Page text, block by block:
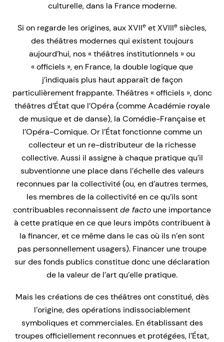
culturelle, dans la France moderne.
Si on regarde les origines, aux XVIIe et XVIIIe siècles,
des théâtres modernes qui existent toujours
aujourd’hui, nos « théâtres institutionnels » ou
« officiels », en France, la double logique que
j’indiquais plus haut apparaît de façon
particulièrement frappante. Théâtres « officiels », donc
théâtres d’État que l’Opéra (comme Académie royale
de musique et de danse), la Comédie-Française et
l’Opéra-Comique. Or l’État fonctionne comme un
collecteur et un re-distributeur de la richesse
collective. Aussi il assigne à chaque pratique qu’il
subventionne une place dans l’échelle des valeurs
reconnues par la collectivité (ou, en d’autres termes,
les membres de la collectivité en ce qu’ils sont
contribuables reconnaissentde facto une importance
à cette pratique en ce que leurs impôts contribuent à
la financer, et ce même dans le cas où ils n’en sont
pas personnellement usagers). Financer une troupe
sur des fonds publics constitue donc une déclaration
de la valeur de l’art qu’elle pratique.
Mais les créations de ces théâtres ont constitué, dès
l’origine, des opérations indissociablement
symboliques et commerciales. En établissant des
troupes officiellement reconnues et protégées, l’État,